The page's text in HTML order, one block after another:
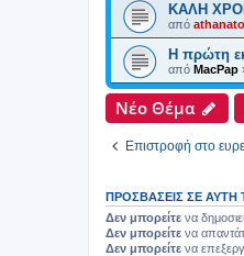
ΚΑΛΗ
από
Η πρώτη
από MacPap
Νέο Θέμα
Επιστροφή στο
ΠΡΟΣΒΆΣΕΙΣ ΣΕ ΑΥΤΉ
Δεν μπορείτε να
Δεν μπορείτε να
Δεν μπορείτε να